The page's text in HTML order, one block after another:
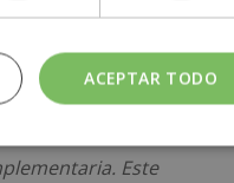
Este
ACEPTAR TODO